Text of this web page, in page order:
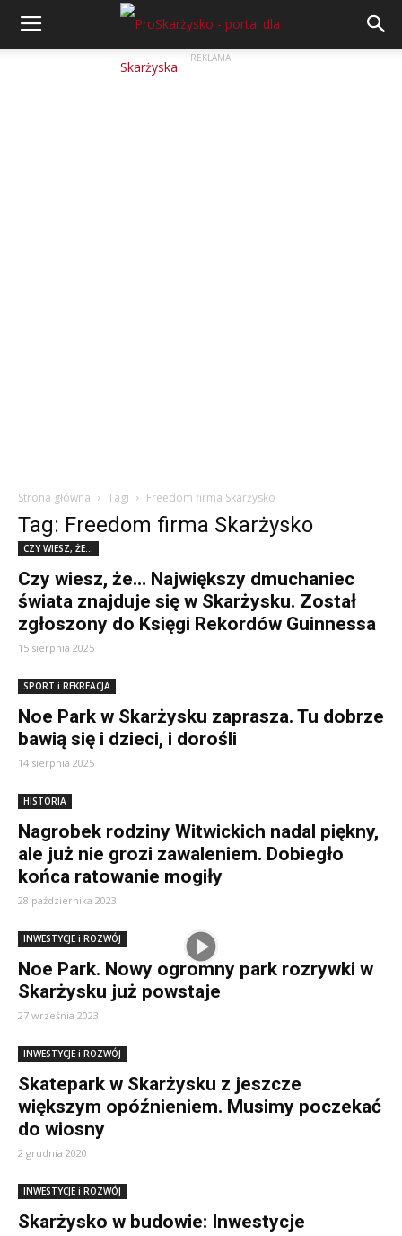
REKLAMA
Strona główna Tagi Freedom firma Skarżysko
Tag: Freedom firma Skarżysko
CZY WIESZ, ŻE...
Czy wiesz, że… Największy dmuchaniec
świata znajduje się w Skarżysku. Został
zgłoszony do Księgi Rekordów Guinnessa
15 sierpnia 2025
SPORT i REKREACJA
Noe Park w Skarżysku zaprasza. Tu dobrze
bawią się i dzieci, i dorośli
14 sierpnia 2025
HISTORIA
Nagrobek rodziny Witwickich nadal piękny,
ale już nie grozi zawaleniem. Dobiegło
końca ratowanie mogiły
28 października 2023
INWESTYCJE i ROZWÓJ
Noe Park. Nowy ogromny park rozrywki w
Skarżysku już powstaje
27 września 2023
INWESTYCJE i ROZWÓJ
Skatepark w Skarżysku z jeszcze
większym opóźnieniem. Musimy poczekać
do wiosny
2 grudnia 2020
INWESTYCJE i ROZWÓJ
Skarżysko w budowie: Inwestycje